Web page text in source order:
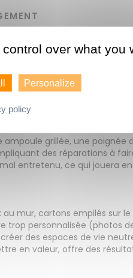
l’envie d’acheter chez
immobilier se joue dans
isolées, une peinture
aux acheteurs potentiels
parfois vous éviter de rudes
grillée, une poignée
des réparations à
entretenu, ce qui jouera
mur, cartons empilés sur
trop personnalisée (photos
des espaces de vie
en valeur, offre des
over what you
Personalize
policy